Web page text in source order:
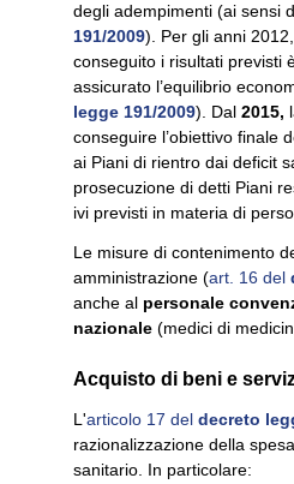
degli adempimenti (ai sensi
191/2009). Per gli anni
conseguito i risultati previsti
assicurato l’equilibrio
legge 191/2009). Dal 2015,
conseguire l’obiettivo finale
ai Piani di rientro dai deficit
prosecuzione di detti Piani
ivi previsti in materia di
Le misure di contenimento
amministrazione (art. 16 del
anche al personale
nazionale (medici di
Acquisto di beni e
L'articolo 17 del decreto
razionalizzazione della
sanitario. In particolare: